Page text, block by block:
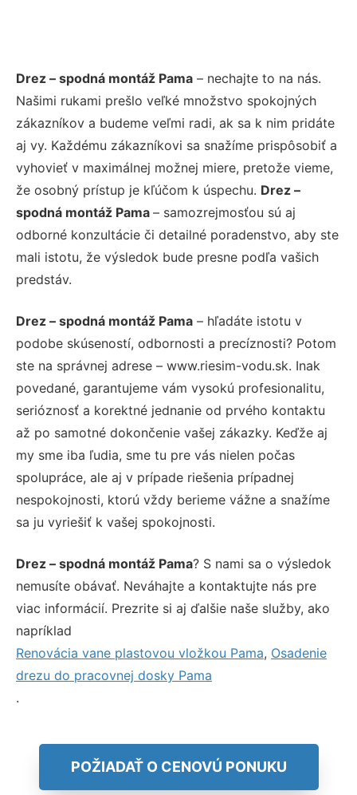
Drez – spodná montáž Pama – nechajte to na nás.
Našimi rukami prešlo veľké množstvo spokojných
zákazníkov a budeme veľmi radi, ak sa k nim pridáte
aj vy. Každému zákazníkovi sa snažíme prispôsobiť a
vyhovieť v maximálnej možnej miere, pretože vieme,
že osobný prístup je kľúčom k úspechu. Drez –
spodná montáž Pama – samozrejmosťou sú aj
odborné konzultácie či detailné poradenstvo, aby ste
mali istotu, že výsledok bude presne podľa vašich
predstáv.
Drez – spodná montáž Pama – hľadáte istotu v
podobe skúseností, odbornosti a precíznosti? Potom
ste na správnej adrese – www.riesim-vodu.sk. Inak
povedané, garantujeme vám vysokú profesionalitu,
serióznosť a korektné jednanie od prvého kontaktu
až po samotné dokončenie vašej zákazky. Keďže aj
my sme iba ľudia, sme tu pre vás nielen počas
spolupráce, ale aj v prípade riešenia prípadnej
nespokojnosti, ktorú vždy berieme vážne a snažíme
sa ju vyriešiť k vašej spokojnosti.
Drez – spodná montáž Pama? S nami sa o výsledok
nemusíte obávať. Neváhajte a kontaktujte nás pre
viac informácií. Prezrite si aj ďalšie naše služby, ako
napríklad
Renovácia vane plastovou vložkou Pama, Osadenie
drezu do pracovnej dosky Pama
.
POŽIADAŤ O CENOVÚ PONUKU